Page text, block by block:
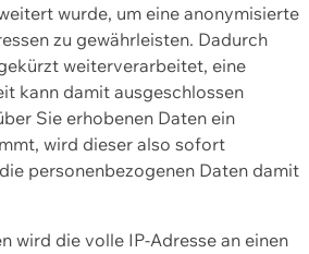
wurde, um eine anonymisierte
zu gewährleisten. Dadurch
weiterverarbeitet, eine
kann damit ausgeschlossen
Sie erhobenen Daten ein
wird dieser also sofort
personenbezogenen Daten damit
wird die volle IP-Adresse an einen